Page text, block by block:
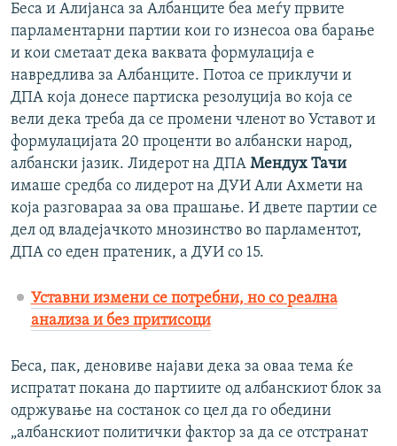
Беса и Алијанса за Албанците беа меѓу првите
парламентарни партии кои го изнесоа ова барање
и кои сметаат дека ваквата формулација е
навредлива за Албанците. Потоа се приклучи и
ДПА која донесе партиска резолуција во која се
вели дека треба да се промени членот во Уставот и
формулацијата 20 проценти во албански народ,
албански јазик. Лидерот на ДПА Мендух Тачи
имаше средба со лидерот на ДУИ Али Ахмети на
која разговараа за ова прашање. И двете партии се
дел од владејачкото мнозинство во парламентот,
ДПА со еден пратеник, а ДУИ со 15.
Уставни измени се потребни, но со реална
анализа и без притисоци
Беса, пак, деновиве најави дека за оваа тема ќе
испратат покана до партиите од албанскиот блок за
одржување на состанок со цел да го обедини
„албанскиот политички фактор за да се отстранат